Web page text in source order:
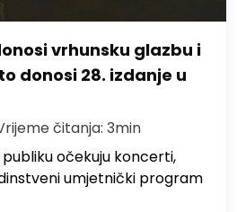
vrhunsku glazbu i
donosi 28. izdanje u
čitanja: 3min
publiku očekuju koncerti,
umjetnički program